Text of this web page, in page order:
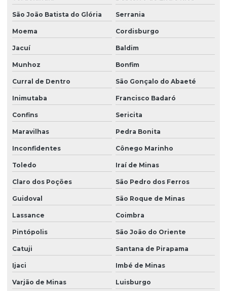
São João Batista do Glória Serrania
Moema Cordisburgo
Jacuí Baldim
Munhoz Bonfim
Curral de Dentro São Gonçalo do Abaeté
Inimutaba Francisco Badaró
Confins Sericita
Maravilhas Pedra Bonita
Inconfidentes Cônego Marinho
Toledo Iraí de Minas
Claro dos Poções São Pedro dos Ferros
Guidoval São Roque de Minas
Lassance Coimbra
Pintópolis São João do Oriente
Catuji Santana de Pirapama
Ijaci Imbé de Minas
Varjão de Minas Luisburgo